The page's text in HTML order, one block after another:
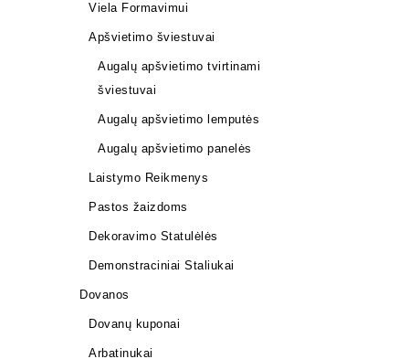
Viela Formavimui
Apšvietimo šviestuvai
Augalų apšvietimo tvirtinami
šviestuvai
Augalų apšvietimo lemputės
Augalų apšvietimo panelės
Laistymo Reikmenys
Pastos žaizdoms
Dekoravimo Statulėlės
Demonstraciniai Staliukai
Dovanos
Dovanų kuponai
Arbatinukai